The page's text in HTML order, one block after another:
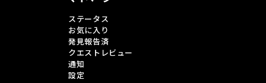
ステータス
お気に入り
発見報告済
クエストレビュー
通知
設定